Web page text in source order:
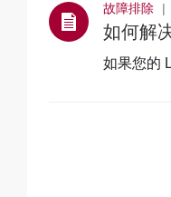
故障排除
如何解
如果您的